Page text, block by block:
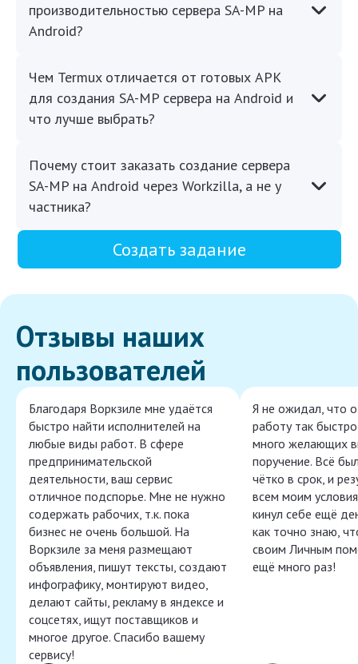
производительностью сервера SA-MP на
Android?
Чем Termux отличается от готовых APK
для создания SA-MP сервера на Android и
что лучше выбрать?
Почему стоит заказать создание сервера
SA-MP на Android через Workzilla, а не у
частника?
Создать задание
Отзывы наших
пользователей
Благодаря Воркзиле мне удаётся
быстро найти исполнителей на
любые виды работ. В сфере
предпринимательской
деятельности, ваш сервис
отличное подспорье. Мне не нужно
содержать рабочих, т.к. пока
бизнес не очень большой. На
Воркзиле за меня размещают
объявления, пишут тексты, создают
инфографику, монтируют видео,
делают сайты, рекламу в яндексе и
соцсетях, ищут поставщиков и
многое другое. Спасибо вашему
сервису!
Я не ожидал, что
работу так
много желающих
поручение. Всё
чётко в срок, и
всем моим
кинул себе ещё
как точно знаю,
своим Личным
ещё много раз!